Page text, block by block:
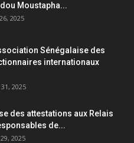
Moustapha...
2025
Sénégalaise des
internationaux
2025
des attestations aux Relais
de...
2025